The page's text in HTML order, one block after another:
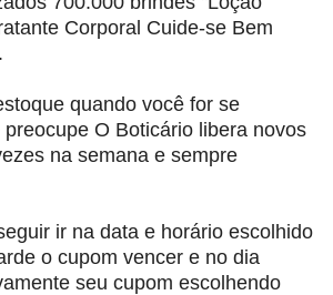
Corporal Cuide-se Bem
quando você for se
O Boticário libera novos
na semana e sempre
ir na data e horário escolhido
o cupom vencer e no dia
seu cupom escolhendo